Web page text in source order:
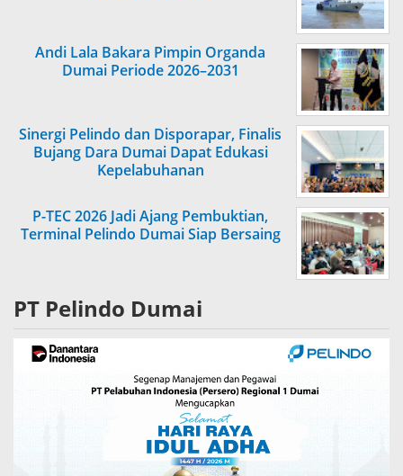
Andi Lala Bakara Pimpin Organda
Dumai Periode 2026–2031
Sinergi Pelindo dan Disporapar, Finalis
Bujang Dara Dumai Dapat Edukasi
Kepelabuhanan
P-TEC 2026 Jadi Ajang Pembuktian,
Terminal Pelindo Dumai Siap Bersaing
PT Pelindo Dumai